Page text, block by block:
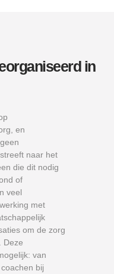
in
en
naar het
die dit nodig
of
veel
met
om de zorg
Deze
van
bij